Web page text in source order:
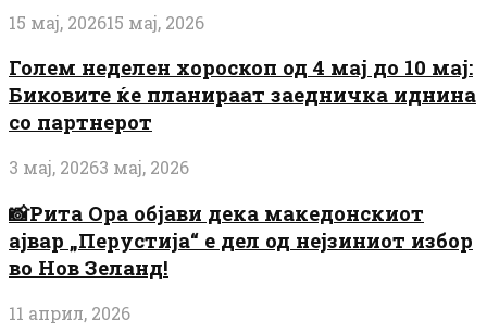
15 мај, 202615 мај, 2026
Голем неделен хороскоп од 4 мај до 10 мај:
Биковите ќе планираат заедничка иднина
со партнерот
3 мај, 20263 мај, 2026
📸Рита Ора објави дека македонскиот
ајвар „Перустија“ е дел од нејзиниот избор
во Нов Зеланд!
11 април, 2026